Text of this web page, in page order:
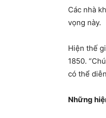
Các nhà
vọng này.
Hiện thế
1850.
có thể
Những